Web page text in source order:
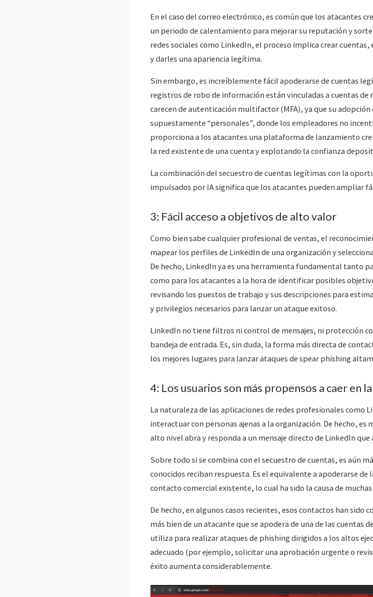
En el caso del correo electrónico, es común que los atacantes
un periodo de calentamiento para mejorar su reputación y
redes sociales como LinkedIn, el proceso implica crear
y darles una apariencia legítima.
Sin embargo, es increíblemente fácil apoderarse de cuentas
registros de robo de información están vinculadas a cuentas de
carecen de autenticación multifactor (MFA), ya que su
supuestamente “personales”, donde los empleadores no
proporciona a los atacantes una plataforma de lanzamiento
la red existente de una cuenta y explotando la confianza
La combinación del secuestro de cuentas legítimas con la
impulsados ​​por IA significa que los atacantes pueden ampliar
3: Fácil acceso a objetivos de alto valor
Como bien sabe cualquier profesional de ventas, el
mapear los perfiles de LinkedIn de una organización y
De hecho, LinkedIn ya es una herramienta fundamental tanto
como para los atacantes a la hora de identificar posibles
revisando los puestos de trabajo y sus descripciones para
y privilegios necesarios para lanzar un ataque exitoso.
LinkedIn no tiene filtros ni control de mensajes, ni protección
bandeja de entrada. Es, sin duda, la forma más directa de
los mejores lugares para lanzar ataques de spear phishing
4: Los usuarios son más propensos a caer en
La naturaleza de las aplicaciones de redes profesionales como
interactuar con personas ajenas a la organización. De hecho,
alto nivel abra y responda a un mensaje directo de LinkedIn
Sobre todo si se combina con el secuestro de cuentas, es aún
conocidos reciban respuesta. Es el equivalente a apoderarse
contacto comercial existente, lo cual ha sido la causa de
De hecho, en algunos casos recientes, esos contactos han sido
más bien de un atacante que se apodera de una de las cuentas
utiliza para realizar ataques de phishing dirigidos a los altos
adecuado (por ejemplo, solicitar una aprobación urgente o
éxito aumenta considerablemente.